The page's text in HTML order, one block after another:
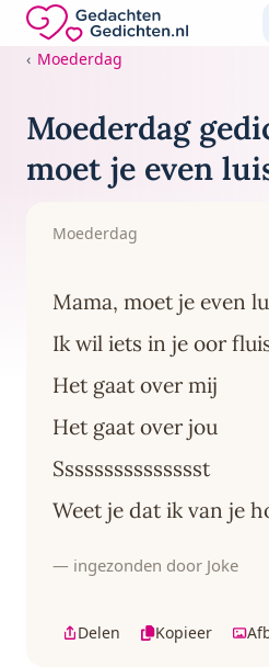
Direct naar de inhoud
Gedachten-Gedichten.nl —
Moederdag
Moederdag
moet je even
Moederdag
Mama, moet je even
Ik wil iets in je oor
Het gaat over mij
Het gaat over jou
Ssssssssssssssst
Weet je dat ik van je
— ingezonden door Joke
Delen Kopieer